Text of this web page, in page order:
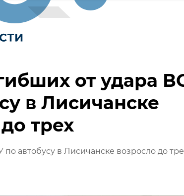
от удара
в Лисичанске
трех
автобусу в Лисичанске возросло до